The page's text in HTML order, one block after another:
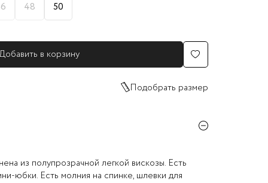
48 50
в корзину
Подобрать размер
из полупрозрачной легкой вискозы. Есть
юбки. Есть молния на спинке, шлевки для